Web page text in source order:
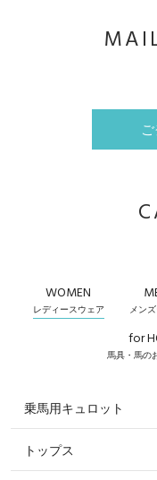
WOMEN
レディースウェア メン
for
馬具・馬の
乗馬用キュロット
すべてのキュロット
トップス